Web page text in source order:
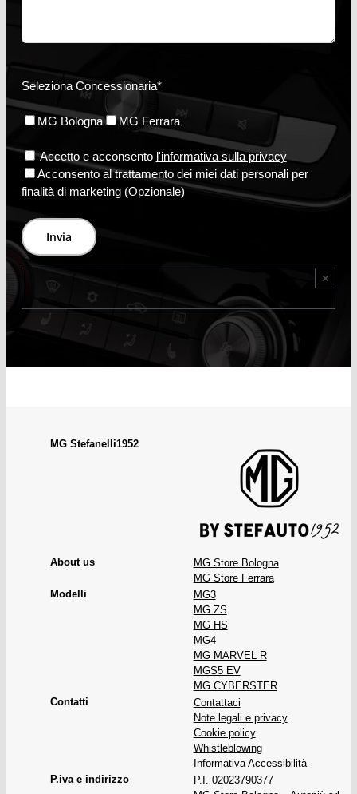
Seleziona Concessionaria*
MG Bologna MG Ferrara
Accetto e acconsento l'informativa sulla privacy
Acconsento al trattamento dei miei dati personali per
finalità di marketing (Opzionale)
×
MG Store Bologna
MG Store Ferrara
MG3
MG ZS
MG HS
MG4
MG MARVEL R
MGS5 EV
MG CYBERSTER
Contattaci
Note legali e privacy
Cookie policy
Whistleblowing
Informativa Accessibilità
P.I. 02023790377